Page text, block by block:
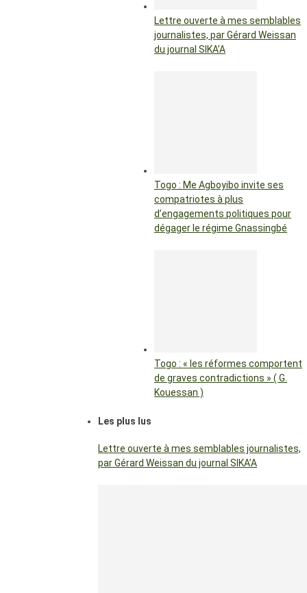
Lettre ouverte à mes semblables
journalistes, par Gérard Weissan
du journal SIKA’A
Togo : Me Agboyibo invite ses
compatriotes à plus
d’engagements politiques pour
dégager le régime Gnassingbé
Togo : « les réformes comportent
de graves contradictions » ( G.
Kouessan )
Les plus lus
Lettre ouverte à mes semblables journalistes,
par Gérard Weissan du journal SIKA’A